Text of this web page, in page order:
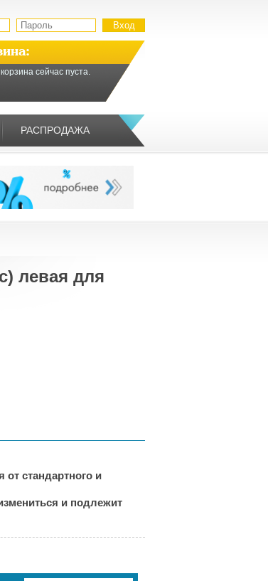
сейчас пуста.
РАСПРОДАЖА
левая для
стандартного и
и подлежит